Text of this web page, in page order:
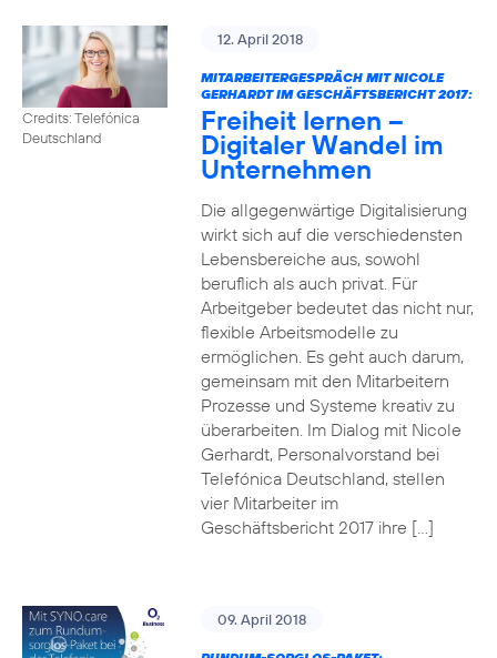
Credits: Telefónica
Deutschland
12. April 2018
MITARBEITERGESPRÄCH MIT NICOLE
GERHARDT IM GESCHÄFTSBERICHT 2017:
Freiheit lernen –
Digitaler Wandel im
Unternehmen
Die allgegenwärtige Digitalisierung
wirkt sich auf die verschiedensten
Lebensbereiche aus, sowohl
beruflich als auch privat. Für
Arbeitgeber bedeutet das nicht nur,
flexible Arbeitsmodelle zu
ermöglichen. Es geht auch darum,
gemeinsam mit den Mitarbeitern
Prozesse und Systeme kreativ zu
überarbeiten. Im Dialog mit Nicole
Gerhardt, Personalvorstand bei
Telefónica Deutschland, stellen
vier Mitarbeiter im
Geschäftsbericht 2017 ihre […]
09. April 2018